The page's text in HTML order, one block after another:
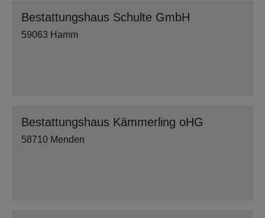
Bestattungshaus Schulte GmbH
59063 Hamm
Bestattungshaus Kämmerling oHG
58710 Menden